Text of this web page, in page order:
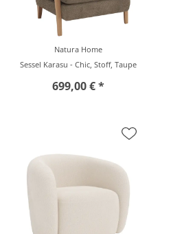
Natura Home
Sessel Karasu - Chic, Stoff, Taupe
699,00 € *